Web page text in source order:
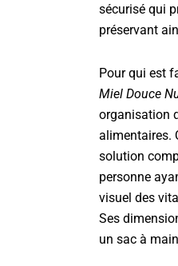
sécurisé qui
préservant
Pour qui est
Miel Douce
organisation
alimentaires.
solution
personne
visuel des
Ses
un sac à